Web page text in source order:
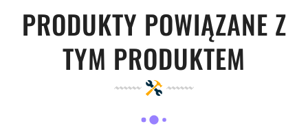
PRODUKTY POWIĄZANE Z
TYM PRODUKTEM